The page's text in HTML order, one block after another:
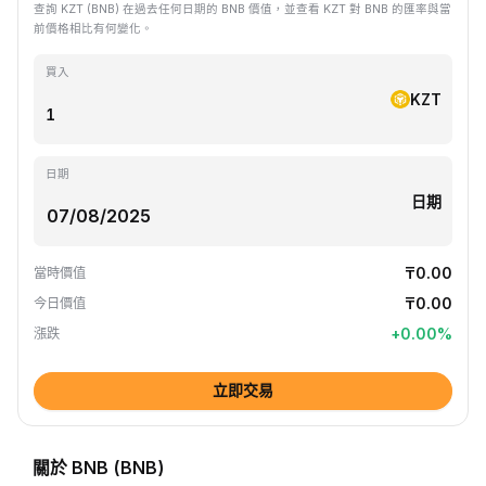
查詢 KZT (BNB) 在過去任何日期的 BNB 價值，並查看 KZT 對 BNB 的匯率與當
前價格相比有何變化。
買入
KZT
日期
日期
當時價值 ₸0.00
今日價值 ₸0.00
漲跌 +0.00%
立即交易
關於 BNB (BNB)